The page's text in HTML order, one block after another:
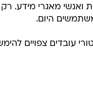
היום.
עובדים צפויים